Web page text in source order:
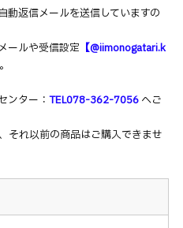
返信メールを送信していますの
ールや受信設定 【@iimonogatari.k
ンター： TEL078-362-7056 へご
それ以前の商品はご購入できませ